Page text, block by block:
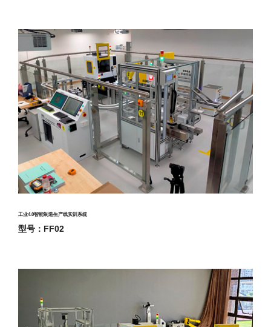
工业4.0智能制造生产线实训系统
型号：FF02